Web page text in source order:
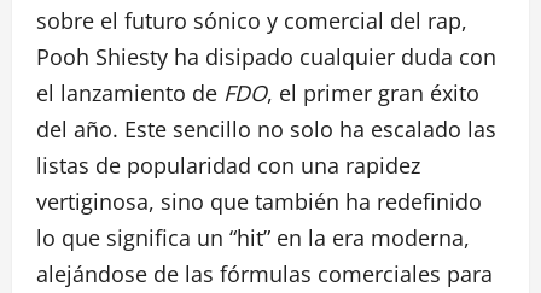
sobre el futuro sónico y comercial del rap,
Pooh Shiesty ha disipado cualquier duda con
el lanzamiento de FDO, el primer gran éxito
del año. Este sencillo no solo ha escalado las
listas de popularidad con una rapidez
vertiginosa, sino que también ha redefinido
lo que significa un “hit” en la era moderna,
alejándose de las fórmulas comerciales para